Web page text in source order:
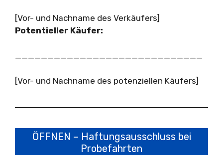
[Vor- und Nachname des Verkäufers]
Potentieller Käufer:
_____________________________
[Vor- und Nachname des potenziellen Käufers]
ÖFFNEN – Haftungsausschluss bei
Probefahrten